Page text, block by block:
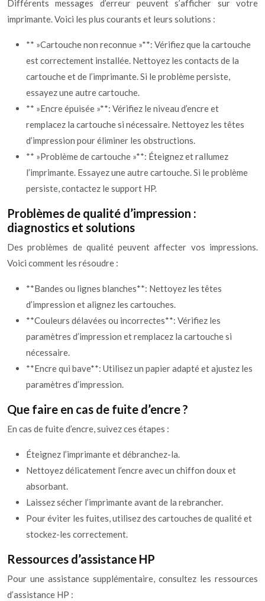
Différents messages d’erreur peuvent s’afficher sur votre
imprimante. Voici les plus courants et leurs solutions :
** »Cartouche non reconnue »**: Vérifiez que la cartouche
est correctement installée. Nettoyez les contacts de la
cartouche et de l’imprimante. Si le problème persiste,
essayez une autre cartouche.
** »Encre épuisée »**: Vérifiez le niveau d’encre et
remplacez la cartouche si nécessaire. Nettoyez les têtes
d’impression pour éliminer les obstructions.
** »Problème de cartouche »**: Éteignez et rallumez
l’imprimante. Essayez une autre cartouche. Si le problème
persiste, contactez le support HP.
Problèmes de qualité d’impression :
diagnostics et solutions
Des problèmes de qualité peuvent affecter vos impressions.
Voici comment les résoudre :
**Bandes ou lignes blanches**: Nettoyez les têtes
d’impression et alignez les cartouches.
**Couleurs délavées ou incorrectes**: Vérifiez les
paramètres d’impression et remplacez la cartouche si
nécessaire.
**Encre qui bave**: Utilisez un papier adapté et ajustez les
paramètres d’impression.
Que faire en cas de fuite d’encre ?
En cas de fuite d’encre, suivez ces étapes :
Éteignez l’imprimante et débranchez-la.
Nettoyez délicatement l’encre avec un chiffon doux et
absorbant.
Laissez sécher l’imprimante avant de la rebrancher.
Pour éviter les fuites, utilisez des cartouches de qualité et
stockez-les correctement.
Ressources d’assistance HP
Pour une assistance supplémentaire, consultez les ressources
d’assistance HP :